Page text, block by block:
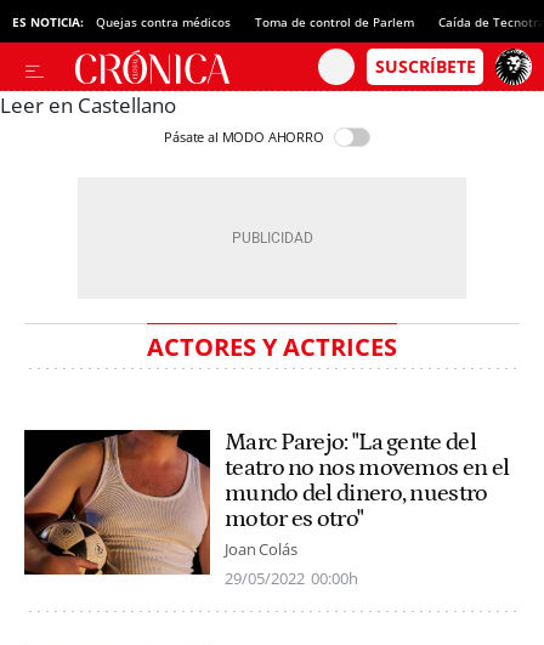
ES NOTICIA: Quejas contra médicos Toma de control de Parlem Caída de
Leer en Castellano
Pásate al MODO AHORRO
ACTORES Y ACTRICES
Marc Parejo: "La gente del
teatro no nos movemos en el
mundo del dinero, nuestro
motor es otro"
Joan Colás
29/05/2022 00:00h